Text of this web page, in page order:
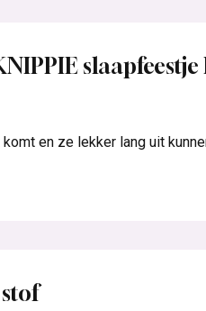
en ze lekker lang uit